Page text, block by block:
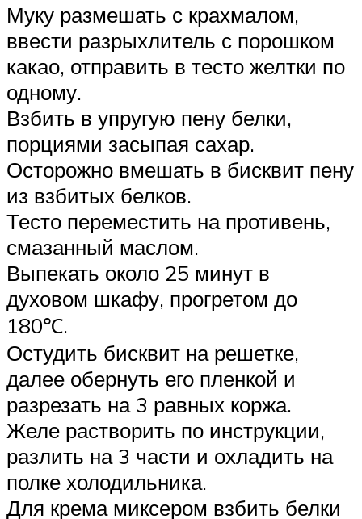
Муку размешать с крахмалом,
ввести разрыхлитель с порошком
какао, отправить в тесто желтки по
одному.
Взбить в упругую пену белки,
порциями засыпая сахар.
Осторожно вмешать в бисквит пену
из взбитых белков.
Тесто переместить на противень,
смазанный маслом.
Выпекать около 25 минут в
духовом шкафу, прогретом до
180℃.
Остудить бисквит на решетке,
далее обернуть его пленкой и
разрезать на 3 равных коржа.
Желе растворить по инструкции,
разлить на 3 части и охладить на
полке холодильника.
Для крема миксером взбить белки